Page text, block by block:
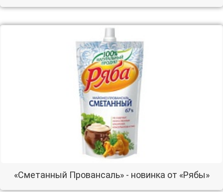
«Сметанный Провансаль» - новинка от «Рябы»